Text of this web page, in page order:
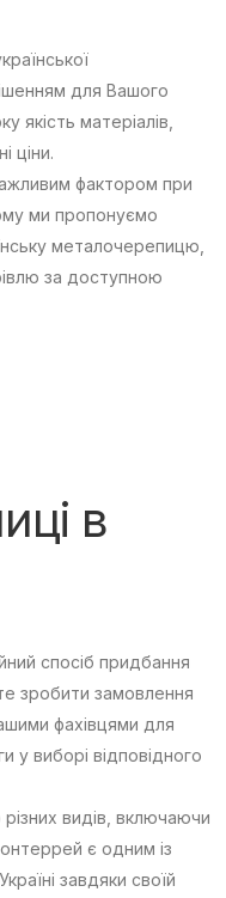
для Вашого
якість матеріалів,
ціни.
фактором при
ми пропонуємо
металочерепицю,
за доступною
в
спосіб придбання
зробити замовлення
фахівцями для
у виборі відповідного
видів, включаючи
є одним із
завдяки своїй